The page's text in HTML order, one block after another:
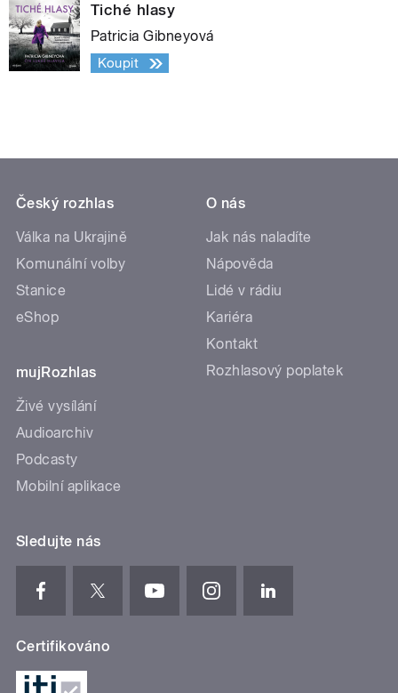
Tiché hlasy
Patricia Gibneyová
Koupit
Český rozhlas
Válka na Ukrajině
Komunální volby
Stanice
eShop
mujRozhlas
Živé vysílání
Audioarchiv
Podcasty
Mobilní aplikace
O nás
Jak nás naladíte
Nápověda
Lidé v rádiu
Kariéra
Kontakt
Rozhlasový poplatek
Sledujte nás
Certifikováno